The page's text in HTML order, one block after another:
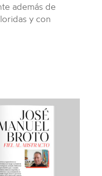
además de
y con